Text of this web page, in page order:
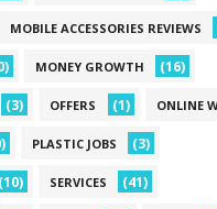
MOBILE ACCESSORIES REVIEWS
MONEY GROWTH (16)
(3) OFFERS (1) ONLINE
PLASTIC JOBS (3)
(10) SERVICES (41)